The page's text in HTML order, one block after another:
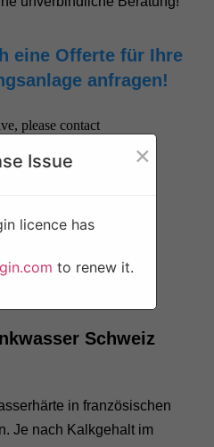
eine Offerte für Ihre
anfragen!
Schweiz
in französischen
Je nach Kalkgehalt im
Issue ×
licence has
to renew it.